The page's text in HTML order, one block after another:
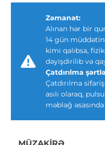
Zəmanət:
Alınan hər bir
14 gün
kimi qalıbsa,
dəyişdirilib və
Çatdırılma
Çatdırılma
asılı olaraq,
məbləğ